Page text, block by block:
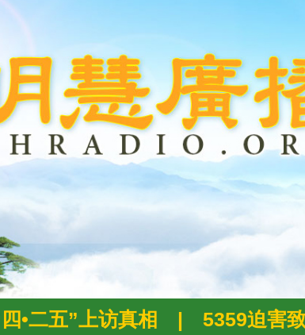
•二五”上访真相 | 5359迫害